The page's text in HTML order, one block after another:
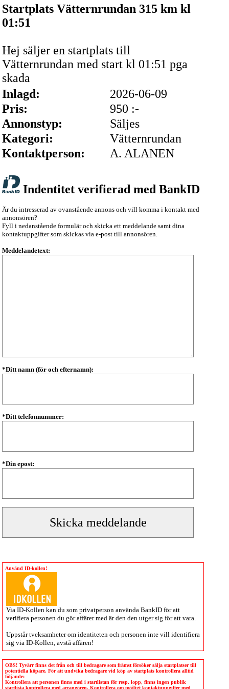
Startplats Vätternrundan 315 km kl
01:51
Hej säljer en startplats till
Vätternrundan med start kl 01:51 pga
skada
Inlagd:
2026-06-09
Pris:
950 :-
Annonstyp:
Säljes
Kategori:
Vätternrundan
Kontaktperson:
A. ALANEN
Indentitet verifierad med BankID
Är du intresserad av ovanstående annons och vill komma i kontakt med
annonsören?
Fyll i nedanstående formulär och skicka ett meddelande samt dina
kontaktuppgifter som skickas via e-post till annonsören.
Meddelandetext:
*Ditt namn (för och efternamn):
*Ditt telefonnummer:
*Din epost:
Använd ID-kollen!
Via ID-Kollen kan du som privatperson använda BankID för att
verifiera personen du gör affärer med är den den utger sig för att vara.
Uppstår tveksamheter om identiteten och personen inte vill identifiera
sig via ID-Kollen , avstå affären!
OBS! Tyvärr finns det från och till bedragare som främst försöker sälja startplatser till
potentiella köpare. För att undvika bedragare vid köp av startplats kontrollera alltid
följande:
Kontrollera att personen finns med i startlistan för resp. lopp, finns ingen publik
startlista kontrollera med arrangören. Kontrollera om möjligt kontaktuppgifter med